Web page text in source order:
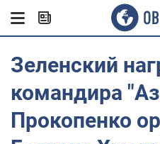
Зеленский
командира
Прокопенко